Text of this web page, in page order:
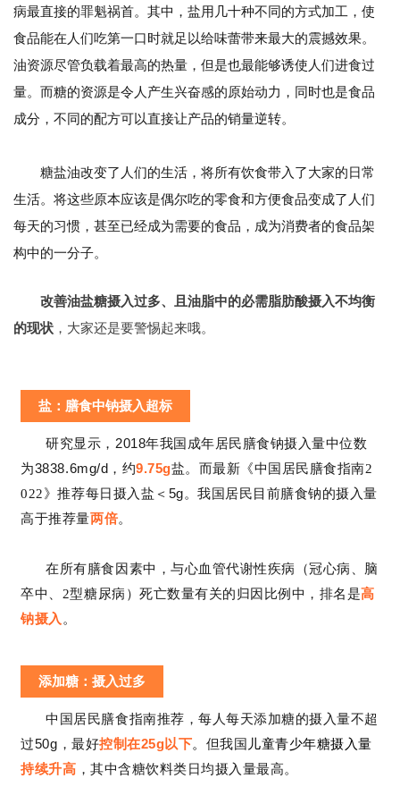
病最直接的罪魁祸首。其中，盐用几十种不同的方式加工，使
食品能在人们吃第一口时就足以给味蕾带来最大的震撼效果。
油资源尽管负载着最高的热量，但是也最能够诱使人们进食过
量。而糖的资源是令人产生兴奋感的原始动力，同时也是食品
成分，不同的配方可以直接让产品的销量逆转。
糖盐油改变了人们的生活，将所有饮食带入了大家的日常
生活。将这些原本应该是偶尔吃的零食和方便食品变成了人们
每天的习惯，甚至已经成为需要的食品，成为消费者的食品架
构中的一分子。
改善油盐糖摄入过多、且油脂中的必需脂肪酸摄入不均衡
的现状 ，大家还是要警惕起来哦。
盐：膳食中钠摄入超标
研究显示， 2018年我国成年居民膳食钠摄入量中位数
为3838.6mg/d ，约9.75g盐。而最新《中国居民膳食指南2
022》推荐每日摄入盐 ＜5g。我国居民目前膳食钠的摄入量
高于推荐量两倍。
在所有膳食因素中，与心血管代谢性疾病（冠心病、脑
卒中、2型糖尿病）死亡数量有关的归因比例中，排名 是高
钠摄入 。
添加糖：摄入过多
中国居民膳食指南推荐，每人每天添加糖的摄入量不超
过50g ，最好控制在25g以下。 但我国 儿童青少年糖摄入量
持续升高 ，其中含糖饮料类日均摄入量最高。